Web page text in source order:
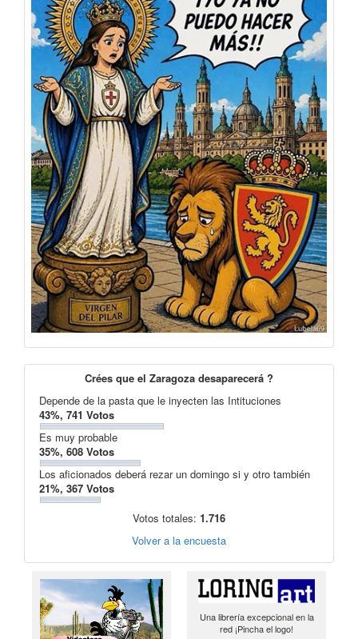
Crées que el Zaragoza desaparecerá ?
Depende de la pasta que le inyecten las Intituciones
43%, 741 Votos
Es muy probable
35%, 608 Votos
Los aficionados deberá rezar un domingo si y otro también
21%, 367 Votos
Votos totales: 1.716
Volver a la encuesta
Una librería excepcional en la
red ¡Pincha el logo!